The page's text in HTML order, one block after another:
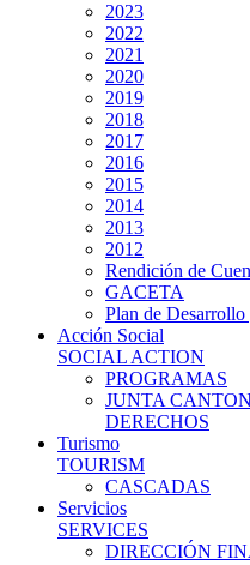
2023
2022
2021
2020
2019
2018
2017
2016
2015
2014
2013
2012
Rendición de
GACETA
Plan de
Acción Social
SOCIAL ACTION
PROGRAMAS
JUNTA
DERECHOS
Turismo
TOURISM
CASCADAS
Servicios
SERVICES
DIRECCIÓN